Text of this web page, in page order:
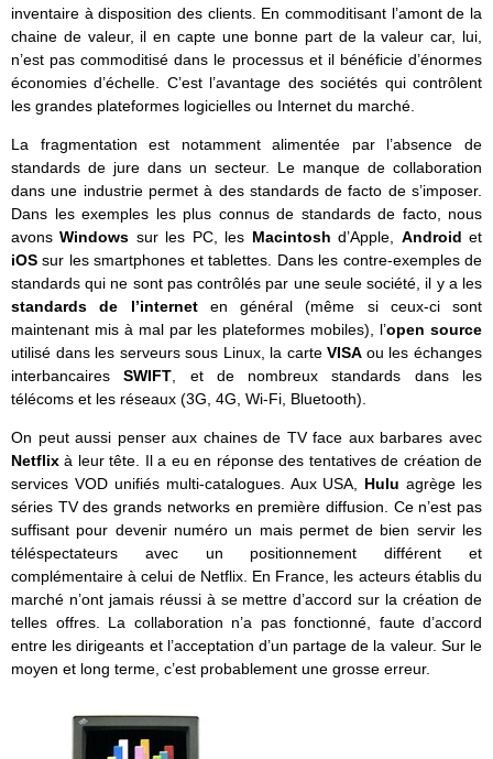
inventaire à disposition des clients. En commoditisant l’amont de la
chaine de valeur, il en capte une bonne part de la valeur car, lui,
n’est pas commoditisé dans le processus et il bénéficie d’énormes
économies d’échelle. C’est l’avantage des sociétés qui contrôlent
les grandes plateformes logicielles ou Internet du marché.
La fragmentation est notamment alimentée par l’absence de
standards de jure dans un secteur. Le manque de collaboration
dans une industrie permet à des standards de facto de s’imposer.
Dans les exemples les plus connus de standards de facto, nous
avonsWindows sur les PC, les Macintoshd’Apple, Androidet
iOSsur les smartphones et tablettes. Dans les contre-exemples de
standards qui ne sont pas contrôlés par une seule société, il y a les
standards de l’internet en général (même si ceux-ci sont
maintenant mis à mal par les plateformes mobiles), l’open source
utilisé dans les serveurs sous Linux, la carteVISA ou les échanges
interbancairesSWIFT , et de nombreux standards dans les
télécoms et les réseaux (3G, 4G, Wi-Fi, Bluetooth).
On peut aussi penser aux chaines de TV face aux barbares avec
Netflix à leur tête. Il a eu en réponse des tentatives de création de
services VOD unifiés multi-catalogues. Aux USA, Hulu agrège les
séries TV des grands networks en première diffusion. Ce n’est pas
suffisant pour devenir numéro un mais permet de bien servir les
téléspectateurs avec un positionnement différent et
complémentaire à celui de Netflix. En France, les acteurs établis du
marché n’ont jamais réussi à se mettre d’accord sur la création de
telles offres. La collaboration n’a pas fonctionné, faute d’accord
entre les dirigeants et l’acceptation d’un partage de la valeur. Sur le
moyen et long terme, c’est probablement une grosse erreur.